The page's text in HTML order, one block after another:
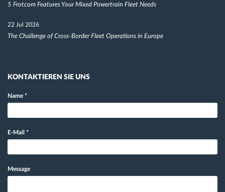
5 Frotcom Features Your Mixed Powertrain Fleet Needs
22 Jul 2026
The Challenge of Cross-Border Fleet Operations in Europe
KONTAKTIEREN SIE UNS
Name *
E-Mail *
Message